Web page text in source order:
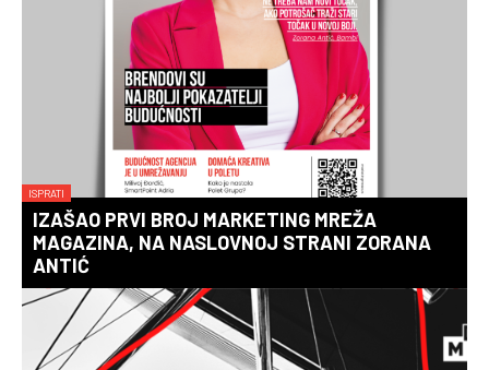
ISPRATI
IZAŠAO PRVI BROJ MARKETING MREŽA
MAGAZINA, NA NASLOVNOJ STRANI ZORANA
ANTIĆ